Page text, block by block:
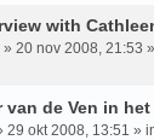
with
» 20 nov 2008, 21:53
de Ven in
29 okt 2008, 13:51 »